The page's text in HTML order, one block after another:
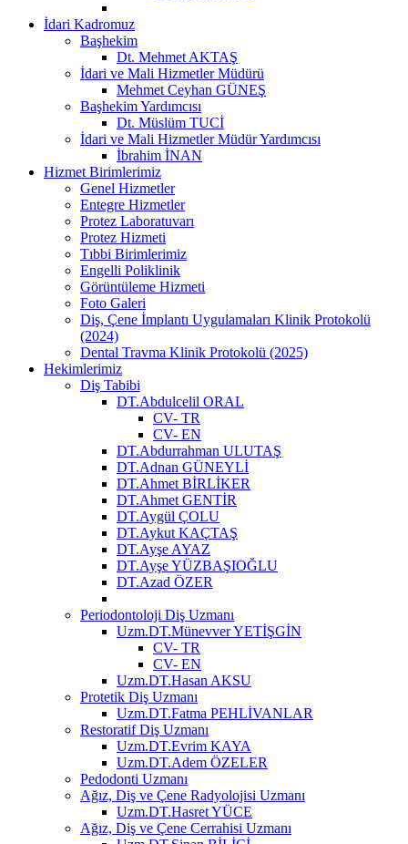
İdari Kadromuz
Başhekim
Dt. Mehmet AKTAŞ
İdari ve Mali Hizmetler Müdürü
Mehmet Ceyhan GÜNEŞ
Başhekim Yardımcısı
Dt. Müslüm TUCİ
İdari ve Mali Hizmetler Müdür Yardımcısı
İbrahim İNAN
Hizmet Birimlerimiz
Genel Hizmetler
Entegre Hizmetler
Protez Laboratuvarı
Protez Hizmeti
Tıbbi Birimlerimiz
Engelli Poliklinik
Görüntüleme Hizmeti
Foto Galeri
Diş, Çene İmplantı Uygulamaları Klinik Protokolü
(2024)
Dental Travma Klinik Protokolü (2025)
Hekimlerimiz
Diş Tabibi
DT.Abdulcelil ORAL
CV- TR
CV- EN
DT.Abdurrahman ULUTAŞ
DT.Adnan GÜNEYLİ
DT.Ahmet BİRLİKER
DT.Ahmet GENTİR
DT.Aygül ÇOLU
DT.Aykut KAÇTAŞ
DT.Ayşe AYAZ
DT.Ayşe YÜZBAŞIOĞLU
DT.Azad ÖZER
Periodontoloji Diş Uzmanı
Uzm.DT.Münevver YETİŞGİN
CV- TR
CV- EN
Uzm.DT.Hasan AKSU
Protetik Diş Uzmanı
Uzm.DT.Fatma PEHLİVANLAR
Restoratif Diş Uzmanı
Uzm.DT.Evrim KAYA
Uzm.DT.Adem ÖZELER
Pedodonti Uzmanı
Ağız, Diş ve Çene Radyolojisi Uzmanı
Uzm.DT.Hasret YÜCE
Ağız, Diş ve Çene Cerrahisi Uzmanı